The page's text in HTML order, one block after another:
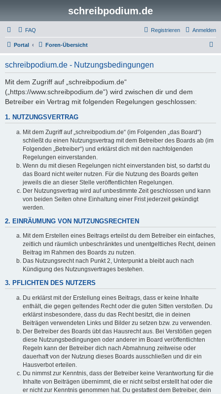
schreibpodium.de
FAQ Anmelden
Registrieren
Portal Foren-Übersicht
schreibpodium.de - Nutzungsbedingungen
Mit dem Zugriff auf „schreibpodium.de“
(„https://www.schreibpodium.de“) wird zwischen dir und dem
Betreiber ein Vertrag mit folgenden Regelungen geschlossen:
1. NUTZUNGSVERTRAG
Mit dem Zugriff auf „schreibpodium.de“ (im Folgenden „das Board“)
schließt du einen Nutzungsvertrag mit dem Betreiber des Boards ab (im
Folgenden „Betreiber“) und erklärst dich mit den nachfolgenden
Regelungen einverstanden.
Wenn du mit diesen Regelungen nicht einverstanden bist, so darfst du
das Board nicht weiter nutzen. Für die Nutzung des Boards gelten
jeweils die an dieser Stelle veröffentlichten Regelungen.
Der Nutzungsvertrag wird auf unbestimmte Zeit geschlossen und kann
von beiden Seiten ohne Einhaltung einer Frist jederzeit gekündigt
werden.
2. EINRÄUMUNG VON NUTZUNGSRECHTEN
Mit dem Erstellen eines Beitrags erteilst du dem Betreiber ein einfaches,
zeitlich und räumlich unbeschränktes und unentgeltliches Recht, deinen
Beitrag im Rahmen des Boards zu nutzen.
Das Nutzungsrecht nach Punkt 2, Unterpunkt a bleibt auch nach
Kündigung des Nutzungsvertrages bestehen.
3. PFLICHTEN DES NUTZERS
Du erklärst mit der Erstellung eines Beitrags, dass er keine Inhalte
enthält, die gegen geltendes Recht oder die guten Sitten verstoßen. Du
erklärst insbesondere, dass du das Recht besitzt, die in deinen
Beiträgen verwendeten Links und Bilder zu setzen bzw. zu verwenden.
Der Betreiber des Boards übt das Hausrecht aus. Bei Verstößen gegen
diese Nutzungsbedingungen oder anderer im Board veröffentlichten
Regeln kann der Betreiber dich nach Abmahnung zeitweise oder
dauerhaft von der Nutzung dieses Boards ausschließen und dir ein
Hausverbot erteilen.
Du nimmst zur Kenntnis, dass der Betreiber keine Verantwortung für die
Inhalte von Beiträgen übernimmt, die er nicht selbst erstellt hat oder die
er nicht zur Kenntnis genommen hat. Du gestattest dem Betreiber, dein